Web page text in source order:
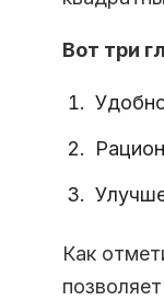
Вот три
Как